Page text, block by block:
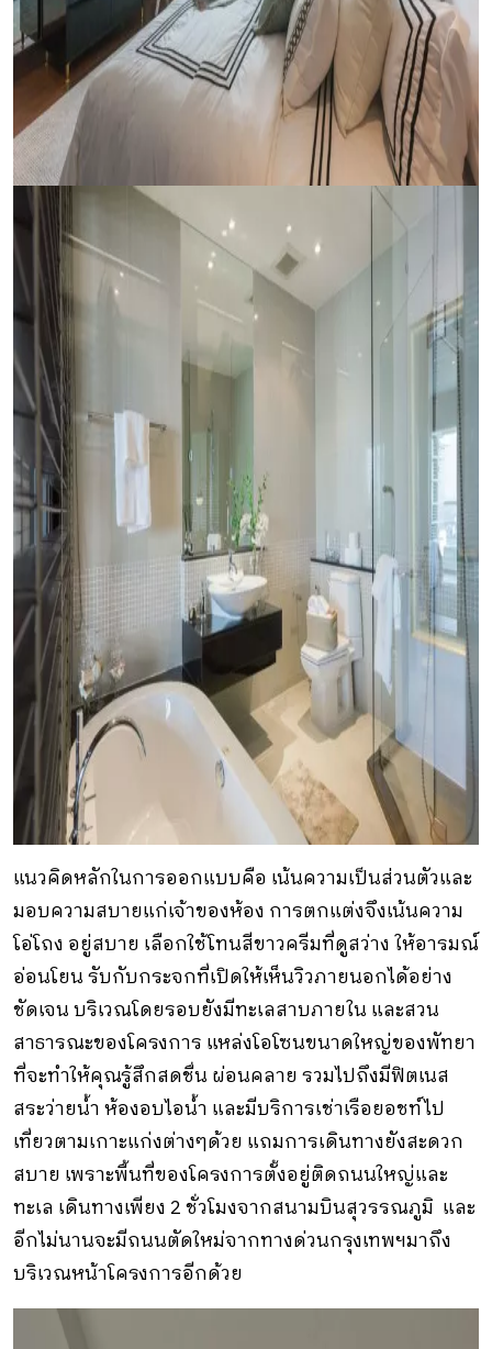
แนวคิดหลักในการออกแบบคือ เน้นความเป็นส่วนตัวและ
มอบความสบายแก่เจ้าของห้อง การตกแต่งจึงเน้นความ
โอ่โถง อยู่สบาย เลือกใช้โทนสีขาวครีมที่ดูสว่าง ให้อารมณ์
อ่อนโยน รับกับกระจกที่เปิดให้เห็นวิวภายนอกได้อย่าง
ชัดเจน บริเวณโดยรอบยังมีทะเลสาบภายใน และสวน
สาธารณะของโครงการ แหล่งโอโซนขนาดใหญ่ของพัทยา
ที่จะทำให้คุณรู้สึกสดชื่น ผ่อนคลาย รวมไปถึงมีฟิตเนส
สระว่ายน้ำ ห้องอบไอน้ำ และมีบริการเช่าเรือยอชท์ไป
เที่ยวตามเกาะแก่งต่างๆด้วย แถมการเดินทางยังสะดวก
สบาย เพราะพื้นที่ของโครงการตั้งอยู่ติดถนนใหญ่และ
ทะเล เดินทางเพียง 2 ชั่วโมงจากสนามบินสุวรรณภูมิ และ
อีกไม่นานจะมีถนนตัดใหม่จากทางด่วนกรุงเทพฯมาถึง
บริเวณหน้าโครงการอีกด้วย